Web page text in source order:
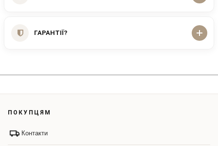
ГАРАНТІЇ?
ПОКУПЦЯМ
Контакти